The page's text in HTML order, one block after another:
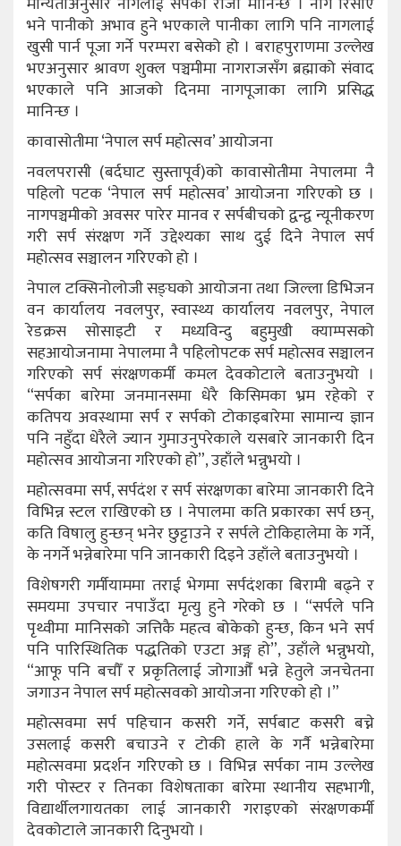
भने पानीको अभाव हुने भएकाले पानीका लागि पनि नागलाई
खुसी पार्न पूजा गर्ने परम्परा बसेको हो । बराहपुराणमा उल्लेख
भएअनुसार श्रावण शुक्ल पञ्चमीमा नागराजसँग ब्रह्माको संवाद
भएकाले पनि आजको दिनमा नागपूजाका लागि प्रसिद्ध
मानिन्छ ।
कावासोतीमा ‘नेपाल सर्प महोत्सव’ आयोजना
नवलपरासी (बर्दघाट सुस्तापूर्व)को कावासोतीमा नेपालमा नै
पहिलो पटक ‘नेपाल सर्प महोत्सव’ आयोजना गरिएको छ ।
नागपञ्चमीको अवसर पारेर मानव र सर्पबीचको द्वन्द्व न्यूनीकरण
गरी सर्प संरक्षण गर्ने उद्देश्यका साथ दुई दिने नेपाल सर्प
महोत्सव सञ्चालन गरिएको हो ।
नेपाल टक्सिनोलोजी सङ्घको आयोजना तथा जिल्ला डिभिजन
वन कार्यालय नवलपुर, स्वास्थ्य कार्यालय नवलपुर, नेपाल
रेडक्रस सोसाइटी र मध्यविन्दु बहुमुखी क्याम्पसको
सहआयोजनामा नेपालमा नै पहिलोपटक सर्प महोत्सव सञ्चालन
गरिएको सर्प संरक्षणकर्मी कमल देवकोटाले बताउनुभयो ।
“सर्पका बारेमा जनमानसमा धेरै किसिमका भ्रम रहेको र
कतिपय अवस्थामा सर्प र सर्पको टोकाइबारेमा सामान्य ज्ञान
पनि नहुँदा धेरैले ज्यान गुमाउनुपरेकाले यसबारे जानकारी दिन
महोत्सव आयोजना गरिएको हो”, उहाँले भन्नुभयो ।
महोत्सवमा सर्प, सर्पदंश र सर्प संरक्षणका बारेमा जानकारी दिने
विभिन्न स्टल राखिएको छ । नेपालमा कति प्रकारका सर्प छन्,
कति विषालु हुन्छन् भनेर छुट्टाउने र सर्पले टोकिहालेमा के गर्ने,
के नगर्ने भन्नेबारेमा पनि जानकारी दिइने उहाँले बताउनुभयो ।
विशेषगरी गर्मीयाममा तराई भेगमा सर्पदंशका बिरामी बढ्ने र
समयमा उपचार नपाउँदा मृत्यु हुने गरेको छ । “सर्पले पनि
पृथ्वीमा मानिसको जत्तिकै महत्व बोकेको हुन्छ, किन भने सर्प
पनि पारिस्थितिक पद्धतिको एउटा अङ्ग हो”, उहाँले भन्नुभयो,
“आफू पनि बचौँ र प्रकृतिलाई जोगाऔँ भन्ने हेतुले जनचेतना
जगाउन नेपाल सर्प महोत्सवको आयोजना गरिएको हो ।”
महोत्सवमा सर्प पहिचान कसरी गर्ने, सर्पबाट कसरी बच्ने
उसलाई कसरी बचाउने र टोकी हाले के गर्नै भन्नेबारेमा
महोत्सवमा प्रदर्शन गरिएको छ । विभिन्न सर्पका नाम उल्लेख
गरी पोस्टर र तिनका विशेषताका बारेमा स्थानीय सहभागी,
विद्यार्थीलगायतका लाई जानकारी गराइएको संरक्षणकर्मी
देवकोटाले जानकारी दिनुभयो ।